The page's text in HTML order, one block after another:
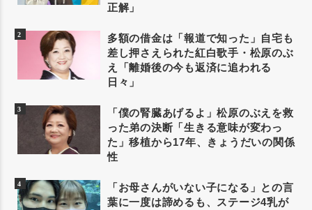
正解」
多額の借金は「報道で知った」自宅も
差し押さえられた紅白歌手・松原のぶ
え「離婚後の今も返済に追われる
日々」
「僕の腎臓あげるよ」松原のぶえを救
った弟の決断「生きる意味が変わっ
た」移植から17年、きょうだいの関係
性
「お母さんがいない子になる」との言
葉に一度は諦めるも、ステージ4乳が